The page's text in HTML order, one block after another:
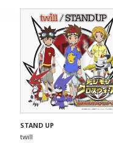
STAND UP
twill